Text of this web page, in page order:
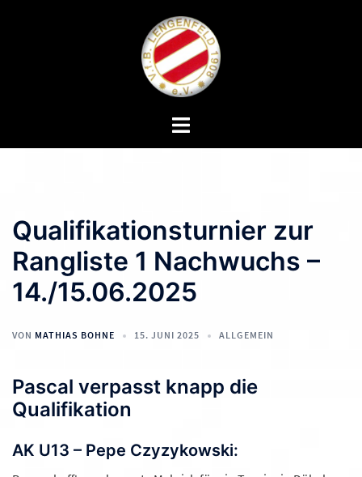
Menü
Qualifikationsturnier zur
Rangliste 1 Nachwuchs –
14./15.06.2025
VON MATHIAS BOHNE 15. JUNI 2025 ALLGEMEIN
Pascal verpasst knapp die
Qualifikation
AK U13 – Pepe Czyzykowski: